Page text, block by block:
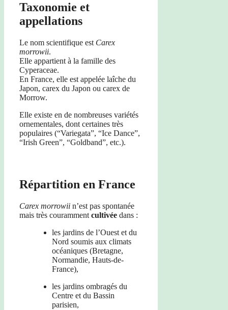
Taxonomie et
appellations
Le nom scientifique est Carex
morrowii.
Elle appartient à la famille des
Cyperaceae.
En France, elle est appelée laîche du
Japon, carex du Japon ou carex de
Morrow.
Elle existe en de nombreuses variétés
ornementales, dont certaines très
populaires (“Variegata”, “Ice Dance”,
“Irish Green”, “Goldband”, etc.).
Répartition en France
Carex morrowii n’est pas spontanée
mais très couramment cultivée dans :
les jardins de l’Ouest et du
Nord soumis aux climats
océaniques (Bretagne,
Normandie, Hauts-de-
France),
les jardins ombragés du
Centre et du Bassin
parisien,